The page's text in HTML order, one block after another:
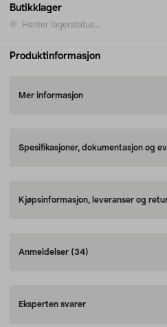
Butikklager
Henter lagerstatus...
Produktinformasjon
Mer informasjon
Spesifikasjoner, dokumentasjon og
Kjøpsinformasjon, leveranser og
Anmeldelser (34)
Eksperten svarer